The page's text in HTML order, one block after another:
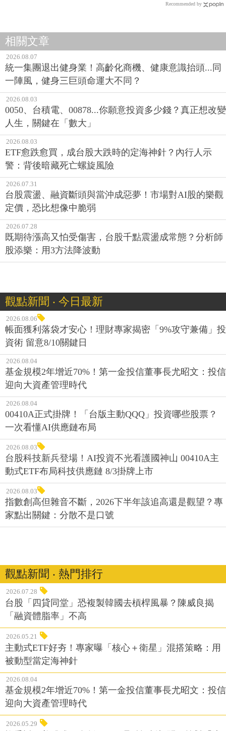
Recommended by
相關文章
2026.08.07
統一集團退出健身業！高齡化商機、健康意識抬頭...同
一陣風，健身三巨頭命運大不同？
2026.08.03
0050、台積電、00878...你願意投資多少錢？真正想改變
人生，關鍵在「數大」
2026.08.03
ETF愈跌愈買，成台股大跌時的定海神針？內行人示
警：背後暗藏死亡螺旋風險
2026.07.31
台股震盪、融資斷頭與當沖成惡夢！市場對AI股的樂觀
定價，恐比想像中脆弱
2026.07.28
既期待漲高又怕受傷害，台股千點震盪成常態？分析師
股添樂：用3方法降波動
觀點新聞 ‧ 今日最新
2026.08.06
帳面獲利落袋才安心！理財專家揭密「9%攻守兼備」投
資術 留意8/10關鍵日
2026.08.04
基金規模2年增近70%！第一金投信董事長尤昭文：投信
迎向大資產管理時代
2026.08.04
00410A正式掛牌！「台版主動QQQ」投資哪些股票？
一次看懂AI供應鏈布局
2026.08.03
台股科技新兵登場！AI投資不光看護國神山 00410A主
動式ETF布局科技供應鏈 8/3掛牌上市
2026.08.03
指數創高但雜音不斷，2026下半年該追高還是觀望？專
家點出關鍵：分散不是口號
觀點新聞 ‧ 熱門排行
2026.07.28
台股「四貸同堂」恐複製韓國去槓桿風暴？陳威良揭
「融資體脂率」不高
2026.05.21
主動式ETF好夯！專家曝「核心＋衛星」混搭策略：用
被動型當定海神針
2026.08.04
基金規模2年增近70%！第一金投信董事長尤昭文：投信
迎向大資產管理時代
2026.05.29